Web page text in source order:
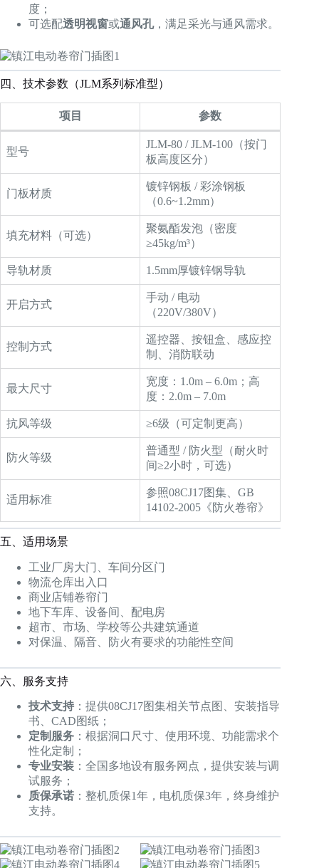
度；
可选配透明视窗或通风孔，满足采光与通风需求。
四、技术参数（JLM系列标准型）
项目 参数
型号
JLM-80 / JLM-100（按门
板高度区分）
门板材质
镀锌钢板 / 彩涂钢板
（0.6~1.2mm）
填充材料（可选）
聚氨酯发泡（密度
≥45kg/m³）
导轨材质 1.5mm厚镀锌钢导轨
开启方式
手动 / 电动
（220V/380V）
控制方式
遥控器、按钮盒、感应控
制、消防联动
最大尺寸
宽度：1.0m – 6.0m；高
度：2.0m – 7.0m
抗风等级 ≥6级（可定制更高）
防火等级
普通型 / 防火型（耐火时
间≥2小时，可选）
适用标准
参照08CJ17图集、GB
14102-2005《防火卷帘》
五、适用场景
工业厂房大门、车间分区门
物流仓库出入口
商业店铺卷帘门
地下车库、设备间、配电房
超市、市场、学校等公共建筑通道
对保温、隔音、防火有要求的功能性空间
六、服务支持
技术支持 ：提供08CJ17图集相关节点图、安装指导
书、CAD图纸；
定制服务 ：根据洞口尺寸、使用环境、功能需求个
性化定制；
专业安装 ：全国多地设有服务网点，提供安装与调
试服务；
质保承诺 ：整机质保1年，电机质保3年，终身维护
支持。